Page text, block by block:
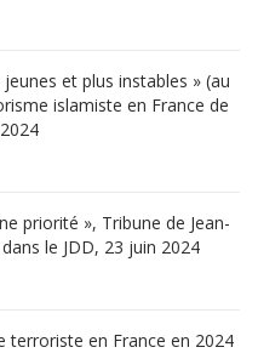
et plus instables » (au
islamiste en France de
priorité », Tribune de Jean-
le JDD, 23 juin 2024
terroriste en France en 2024